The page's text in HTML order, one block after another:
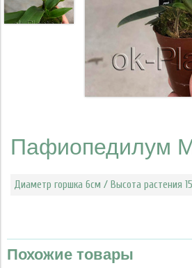
Пафиопедилум
Диаметр горшка 6см / Высота растения
Похожие товары